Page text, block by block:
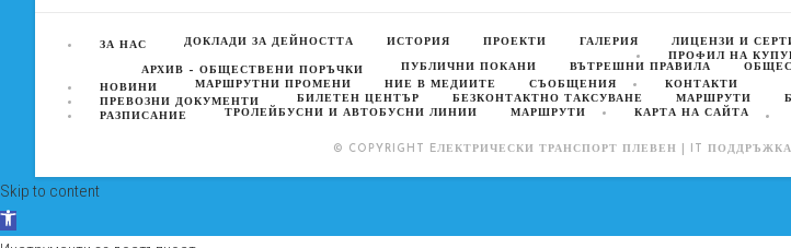
ЗА НАС ДОКЛАДИ ЗА ДЕЙНОСТТА ИСТОРИЯ ПРОЕКТИ ГАЛЕРИЯ
ЛИЦЕНЗИ И
ПРОФИЛ НА
АРХИВ – ОБЩЕСТВЕНИ ПОРЪЧКИ
ПУБЛИЧНИ ПОКАНИ ВЪТРЕШНИ ПРАВИЛА
НОВИНИ
МАРШРУТНИ ПРОМЕНИ НИЕ В МЕДИИТЕ СЪОБЩЕНИЯ
КОНТАКТИ
ПРЕВОЗНИ ДОКУМЕНТИ
БИЛЕТЕН ЦЕНТЪР БЕЗКОНТАКТНО ТАКСУВАНЕ МАРШРУТИ
РАЗПИСАНИЕ
ТРОЛЕЙБУСНИ И АВТОБУСНИ ЛИНИИ МАРШРУТИ КАРТА НА САЙТА
© COPYRIGHT EЛЕКТРИЧЕСКИ ТРАНСПОРТ ПЛЕВЕН | IT
Skip to content
Open toolbar